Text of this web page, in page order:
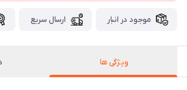
موجود در انبار ارسال سریع
ویژگی ها